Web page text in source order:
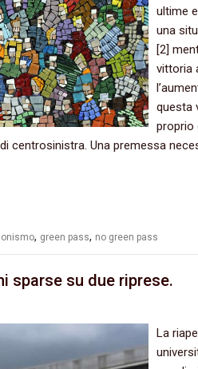
ultime
una
[2]
vittoria
questa
proprio
Una premessa
, green pass, no green pass
sparse su due riprese.
La